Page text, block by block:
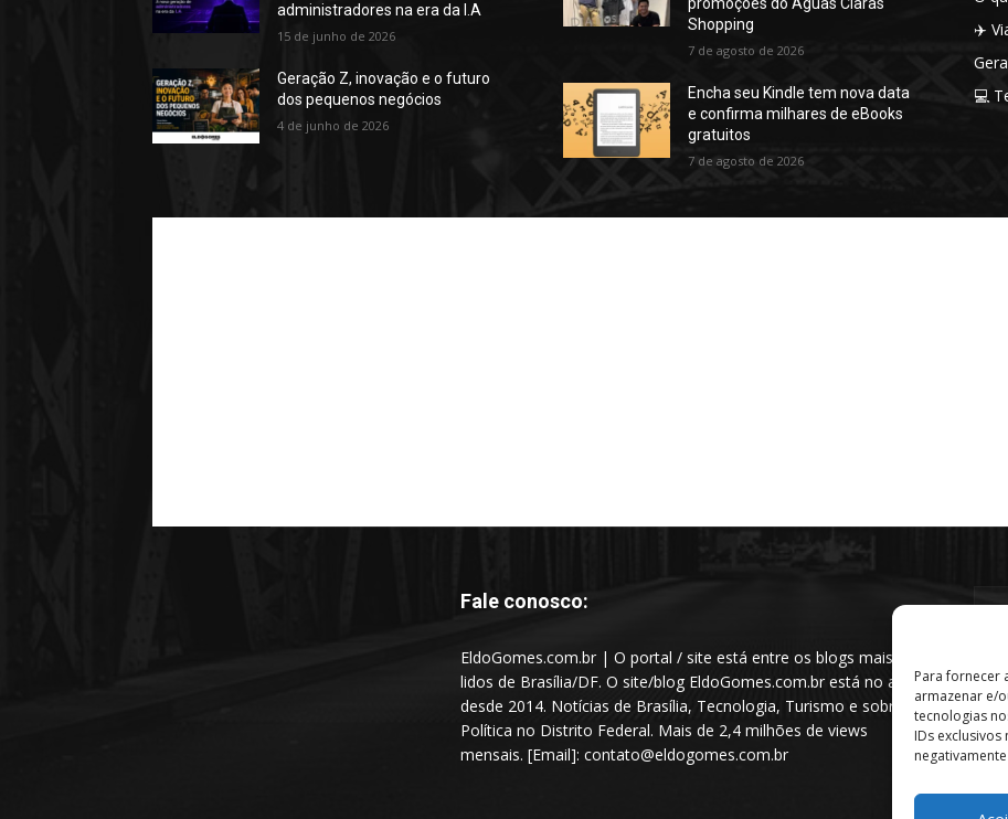
Para fornecer
armazenar e/
tecnologias
IDs
administradores na era da I.A
15 de junho de 2026
Geração Z, inovação e o futuro
dos pequenos negócios
4 de junho de 2026
Shopping
7 de agosto de 2026
Encha seu Kindle tem nova data
e confirma milhares de eBooks
gratuitos
7 de agosto de 2026
✈️
💻
Fale conosco:
EldoGomes.com.br | O portal / site está entre os blogs mais
lidos de Brasília/DF. O site/blog EldoGomes.com.br está no ar
desde 2014. Notícias de Brasília, Tecnologia, Turismo e sobre a
Política no Distrito Federal. Mais de 2,4 milhões de views
mensais. [Email]: contato@eldogomes.com.br